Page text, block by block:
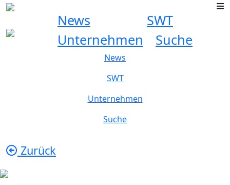
News
SWT
Unternehmen
Suche
News
SWT
Unternehmen
Suche
Zurück